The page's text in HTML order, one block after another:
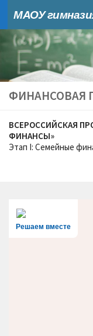
Skip to content
ФИНАНСОВАЯ
ВСЕРОССИЙСКАЯ
ФИНАНСЫ»
Этап I: Семейные
Решаем вместе